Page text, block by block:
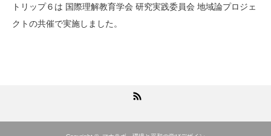
トリップ６は 国際理解教育学会 研究実践委員会 地域論プロジェ
クトの共催で実施しました。